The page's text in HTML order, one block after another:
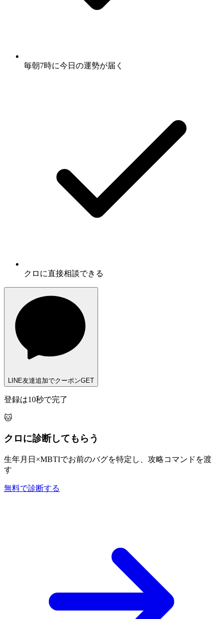
毎朝7時に今日の運勢が届く
クロに直接相談できる
LINE友達追加でクーポンGET
登録は10秒で完了
🐱
クロに診断してもらう
生年月日×MBTIでお前のバグを特定し、攻略コマンドを渡
す
無料で診断する